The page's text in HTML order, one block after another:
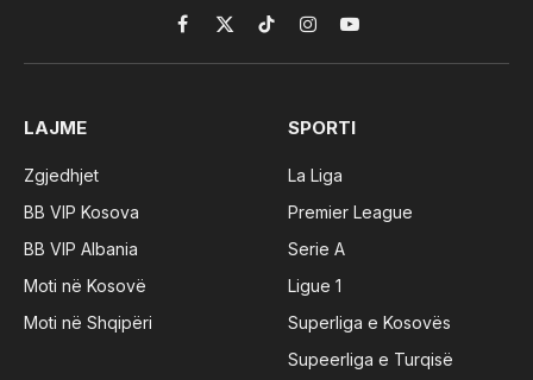
Facebook
X
(Twitter)
TikTokInstagramYouTube
LAJME
Zgjedhjet
BB VIP Kosova
BB VIP Albania
Moti në Kosovë
Moti në Shqipëri
SPORTI
La Liga
Premier League
Serie A
Ligue 1
Superliga e Kosovës
Supeerliga e Turqisë